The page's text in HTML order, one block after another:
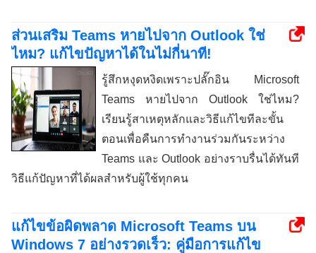
ส่วนเสริม Teams หายไปจาก Outlook ใช่
ไหม? แก้ไขปัญหาได้ในไม่กี่นาที!
รู้สึกหงุดหงิดเพราะปลั๊กอิน Microsoft
Teams หายไปจาก Outlook ใช่ไหม?
เรียนรู้สาเหตุหลักและวิธีแก้ไขทีละขั้น
ตอนเพื่อคืนการทำงานร่วมกันระหว่าง
Teams และ Outlook อย่างราบรื่นได้ทันที
วิธีแก้ปัญหาที่ได้ผลสำหรับผู้ใช้ทุกคน
แก้ไขข้อผิดพลาด Microsoft Teams บน
Windows 7 อย่างรวดเร็ว: คู่มือการแก้ไข